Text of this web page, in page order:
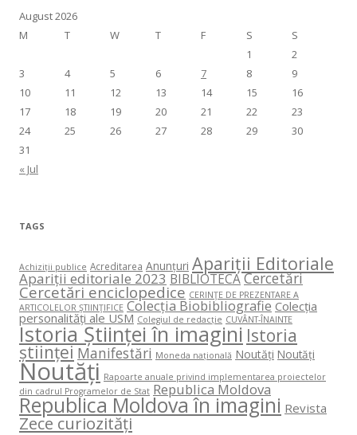
August 2026
M
T W T F S S
« Jul
1
2
3
4 5 6 7 8
9
10
11 12 13 14 15
16
17
18 19 20 21 22
23
24
25 26 27 28 29
30
31
TAGS
Achiziții publice Acreditarea Anunțuri Apariții Editoriale
Apariții editoriale 2023 BIBLIOTECACercetări
Cercetări enciclopedice CERINŢE DE PREZENTARE A
ARTICOLELOR ŞTIINŢIFICE Colecția Biobibliografie Colecția
personalități ale USM Colegiul de redacție CUVÂNT-ÎNAINTE
Istoria Științei în imagini Istoria
științei Manifestări Moneda națională Noutăți Noutăți
Noutăți Rapoarte anuale privind implementarea proiectelor
din cadrul Programelor de Stat Republica Moldova
Republica Moldova în imagini Revista
Zece curiozități